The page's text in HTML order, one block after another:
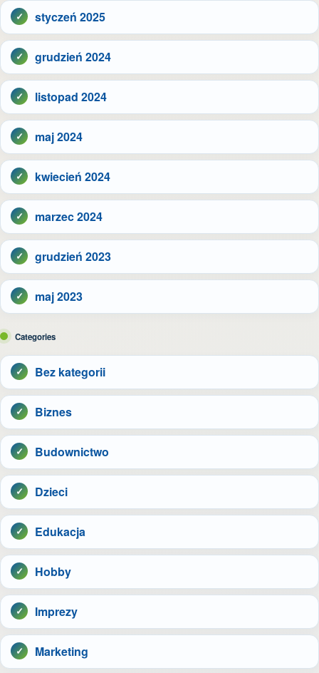
styczeń 2025
grudzień 2024
listopad 2024
maj 2024
kwiecień 2024
marzec 2024
grudzień 2023
maj 2023
Categories
Bez kategorii
Biznes
Budownictwo
Dzieci
Edukacja
Hobby
Imprezy
Marketing